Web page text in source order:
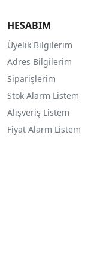
HESABIM
Üyelik Bilgilerim
Adres Bilgilerim
Siparişlerim
Stok Alarm Listem
Alışveriş Listem
Fiyat Alarm Listem